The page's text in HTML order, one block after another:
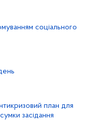
соціального
план для
засідання